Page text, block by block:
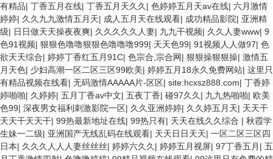
有精品| 丁香五月在线| 丁香五月天久久 | 色婷婷五月天av在线| 六月激情
婷婷| 久久九九激情五月天| 成人五月天在线观看| 成功精品影院| 亚洲精
级| 日日做天天操夜夜爽| 久久久久久人妻| 九九干视频| 久久人妻www| 9
色91视频| 狠狠色噜噜狠狠色噜噜噜999| 天天色99| 91视频人人做97| 色
欲天天综合| 婷婷丁香红五月91C| 色宗合,宗合网| 狠狠操狠狠操| 激情五
月天色| 少妇高潮一区二区三区99欧美| 婷婷五月18永久免费网站| 这里只
有精品视频在线看| 无码激情AAAAA片-区区| site:hcxsz888.com| 丁香婷
婷啪啪| 久婷婷| 五月丁香av中文| 五夜丁香| 碰97久久 | 九九热啪啪| 欧美
色99| 深夜男女福利刺激影院一区| 久久亚洲婷婷| 久久婷五月天| 天天干
天天干天天干| 99热最新地址在线| 99热只有| 天天在线久久综合 | 秋霞学
生妹一二级| 亚洲国产无线乱码在线观看| 天天日日天天| 一区二区三区四
日本| 久久久人人人妻丝丝丝| 婷婷六久久 | 婷婷五月视屏| 97丁香五月 | 五